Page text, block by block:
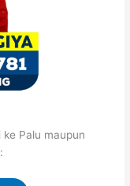
Palu maupun